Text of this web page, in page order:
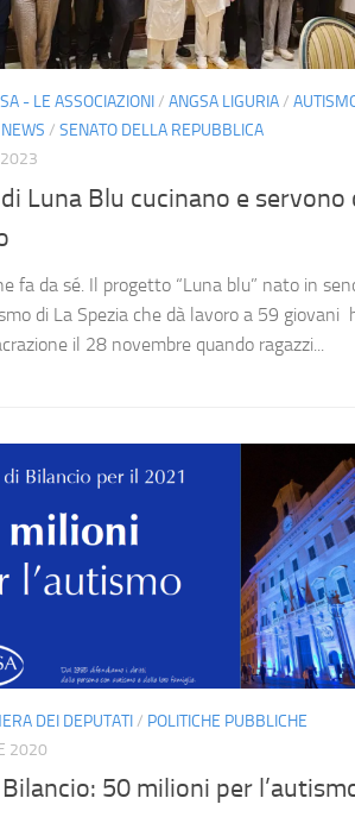
- LE ASSOCIAZIONI/ ANGSA LIGURIA/
NEWS / SENATO DELLA REPUBBLICA
Luna Blu cucinano e servono
fa da sé. Il progetto “Luna blu” nato in
di La Spezia che dà lavoro a 59 giovani
il 28 novembre quando ragazzi...
DEI DEPUTATI/ POLITICHE PUBBLICHE
2020
50 milioni per